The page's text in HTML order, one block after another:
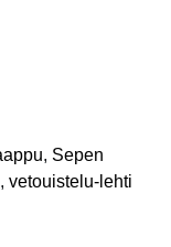
, Sepen
, vetouistelu-lehti